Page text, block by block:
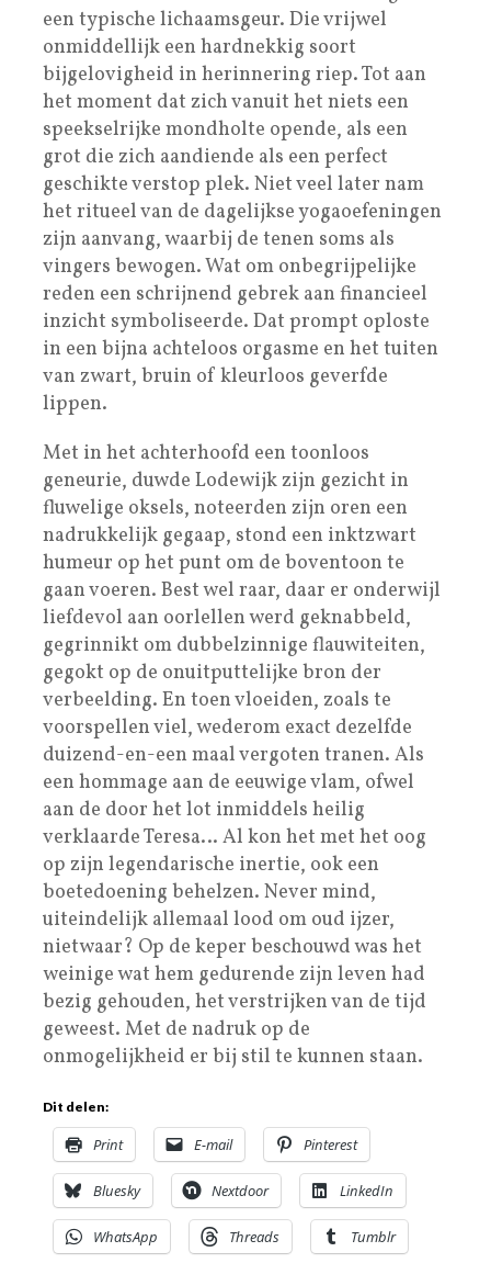
een typische lichaamsgeur. Die vrijwel
onmiddellijk een hardnekkig soort
bijgelovigheid in herinnering riep. Tot aan
het moment dat zich vanuit het niets een
speekselrijke mondholte opende, als een
grot die zich aandiende als een perfect
geschikte verstop plek. Niet veel later nam
het ritueel van de dagelijkse yogaoefeningen
zijn aanvang, waarbij de tenen soms als
vingers bewogen. Wat om onbegrijpelijke
reden een schrijnend gebrek aan financieel
inzicht symboliseerde. Dat prompt oploste
in een bijna achteloos orgasme en het tuiten
van zwart, bruin of kleurloos geverfde
lippen.
Met in het achterhoofd een toonloos
geneurie, duwde Lodewijk zijn gezicht in
fluwelige oksels, noteerden zijn oren een
nadrukkelijk gegaap, stond een inktzwart
humeur op het punt om de boventoon te
gaan voeren. Best wel raar, daar er onderwijl
liefdevol aan oorlellen werd geknabbeld,
gegrinnikt om dubbelzinnige flauwiteiten,
gegokt op de onuitputtelijke bron der
verbeelding. En toen vloeiden, zoals te
voorspellen viel, wederom exact dezelfde
duizend-en-een maal vergoten tranen. Als
een hommage aan de eeuwige vlam, ofwel
aan de door het lot inmiddels heilig
verklaarde Teresa… Al kon het met het oog
op zijn legendarische inertie, ook een
boetedoening behelzen. Never mind,
uiteindelijk allemaal lood om oud ijzer,
nietwaar? Op de keper beschouwd was het
weinige wat hem gedurende zijn leven had
bezig gehouden, het verstrijken van de tijd
geweest. Met de nadruk op de
onmogelijkheid er bij stil te kunnen staan.
Dit delen:
Print E-mail Pinterest
Bluesky Nextdoor LinkedIn
WhatsApp Threads Tumblr